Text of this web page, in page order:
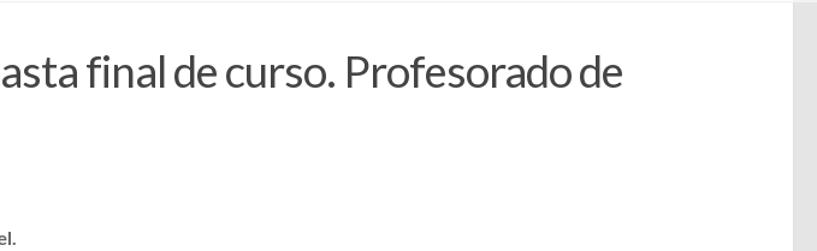
final de curso. Profesorado de